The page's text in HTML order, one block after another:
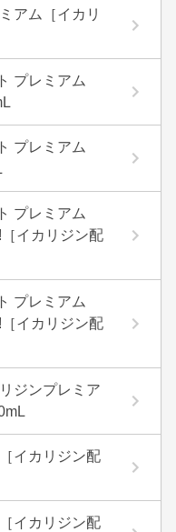
アム［イカリ
プレミアム
プレミアム
プレミアム
イカリジン配
プレミアム
イカリジン配
ジンプレミア
イカリジン配
イカリジン配